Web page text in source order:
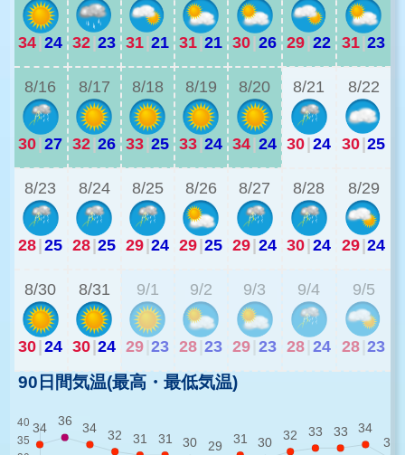
34|24 32|23 31|21 31|21 30|26 29|22 31|23
8/16
30|27
8/17
32|26
8/18
33|25
8/19
33|24
8/20
34|24
8/21
30|24
8/22
30|25
8/23
28|25
8/24
28|25
8/25
29|24
8/26
29|25
8/27
29|24
8/28
30|24
8/29
29|24
8/30
30|24
8/31
30|24
9/1
29 23
9/2
28 23
9/3
29 23
9/4
28 24
9/5
28 23
90日間気温(最高・最低気温)